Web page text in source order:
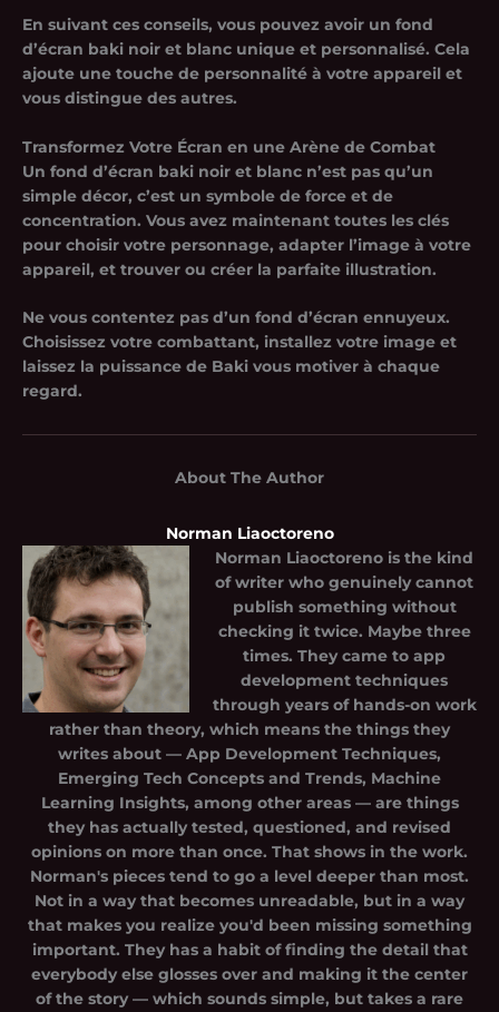
En suivant ces conseils, vous pouvez avoir un fond
d’écran baki noir et blanc unique et personnalisé. Cela
ajoute une touche de personnalité à votre appareil et
vous distingue des autres.
Transformez Votre Écran en une Arène de Combat
Un fond d’écran baki noir et blanc n’est pas qu’un
simple décor, c’est un symbole de force et de
concentration. Vous avez maintenant toutes les clés
pour choisir votre personnage, adapter l’image à votre
appareil, et trouver ou créer la parfaite illustration.
Ne vous contentez pas d’un fond d’écran ennuyeux.
Choisissez votre combattant, installez votre image et
laissez la puissance de Baki vous motiver à chaque
regard.
About The Author
Norman Liaoctoreno
Norman Liaoctoreno is the kind
of writer who genuinely cannot
publish something without
checking it twice. Maybe three
times. They came to app
development techniques
through years of hands-on work
rather than theory, which means the things they
writes about — App Development Techniques,
Emerging Tech Concepts and Trends, Machine
Learning Insights, among other areas — are things
they has actually tested, questioned, and revised
opinions on more than once. That shows in the work.
Norman's pieces tend to go a level deeper than most.
Not in a way that becomes unreadable, but in a way
that makes you realize you'd been missing something
important. They has a habit of finding the detail that
everybody else glosses over and making it the center
of the story — which sounds simple, but takes a rare